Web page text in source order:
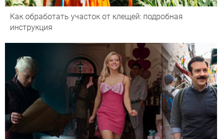
Как обработать участок от клещей: подробная
инструкция